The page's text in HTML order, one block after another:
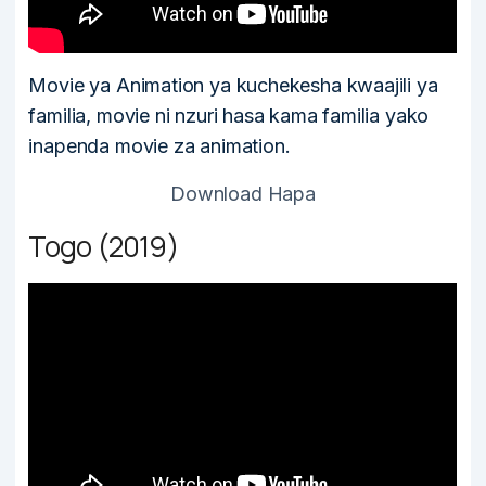
Movie ya Animation ya kuchekesha kwaajili ya
familia, movie ni nzuri hasa kama familia yako
inapenda movie za animation.
Download Hapa
Togo (2019)